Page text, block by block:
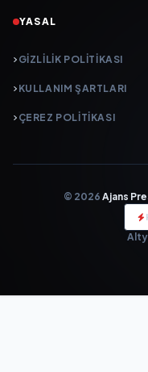
YASAL
GIZLILIK POLITIKASI
KULLANIM ŞARTLARI
ÇEREZ POLITIKASI
© 2026 Ajans